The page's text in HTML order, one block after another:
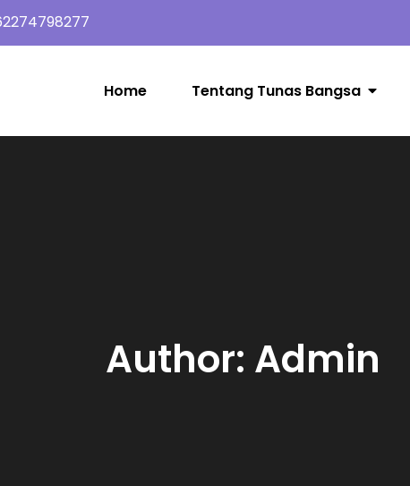
Home Tentang Tunas Bangsa
Author: Admin